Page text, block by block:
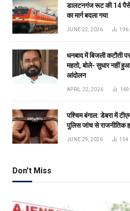
डालटनगंज रूट की 14
का मार्ग बदला गया
JUNE 22, 2026 196
धनबाद में बिजली कटौती
महतो, बोले- सुधार नहीं
आंदोलन
APRIL 22, 2026 169
पश्चिम बंगाल: डेबरा में
पुलिस जांच से
JUNE 29, 2026 154
Don't Miss